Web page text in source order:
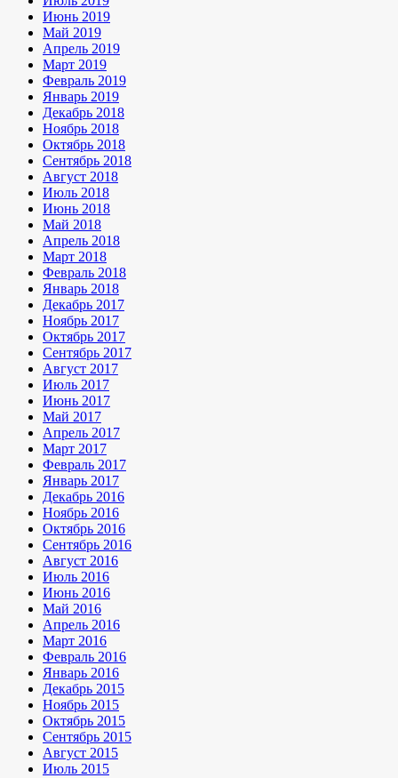
Июнь 2019
Май 2019
Апрель 2019
Март 2019
Февраль 2019
Январь 2019
Декабрь 2018
Ноябрь 2018
Октябрь 2018
Сентябрь 2018
Август 2018
Июль 2018
Июнь 2018
Май 2018
Апрель 2018
Март 2018
Февраль 2018
Январь 2018
Декабрь 2017
Ноябрь 2017
Октябрь 2017
Сентябрь 2017
Август 2017
Июль 2017
Июнь 2017
Май 2017
Апрель 2017
Март 2017
Февраль 2017
Январь 2017
Декабрь 2016
Ноябрь 2016
Октябрь 2016
Сентябрь 2016
Август 2016
Июль 2016
Июнь 2016
Май 2016
Апрель 2016
Март 2016
Февраль 2016
Январь 2016
Декабрь 2015
Ноябрь 2015
Октябрь 2015
Сентябрь 2015
Август 2015
Июль 2015